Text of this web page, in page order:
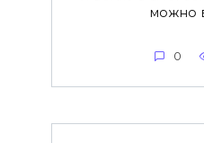
можно
0